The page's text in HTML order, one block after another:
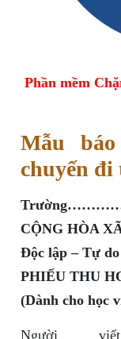
Phần mềm
Mẫu
chuyến đi
CỘNG HÒA
Độc lập – Tự
PHIẾU THU
(Dành cho học
Người